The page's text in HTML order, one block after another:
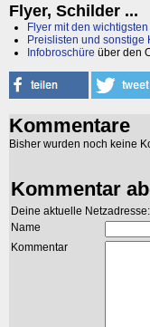
Flyer, Schilder ...
Flyer mit den
Preislisten und sonstige
Infobroschüre über den
Kommentare
Bisher wurden noch keine
Kommentar
Deine aktuelle
Name
Kommentar